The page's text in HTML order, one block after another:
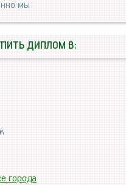
мы
ДИПЛОМ В:
города